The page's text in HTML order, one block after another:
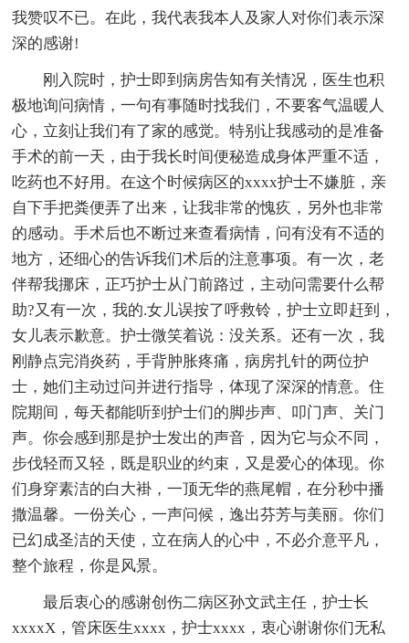
我赞叹不已。在此，我代表我本人及家人对你们表示深
深的感谢!
刚入院时，护士即到病房告知有关情况，医生也积
极地询问病情，一句有事随时找我们，不要客气温暖人
心，立刻让我们有了家的感觉。特别让我感动的是准备
手术的前一天，由于我长时间便秘造成身体严重不适，
吃药也不好用。在这个时候病区的xxxx护士不嫌脏，亲
自下手把粪便弄了出来，让我非常的愧疚，另外也非常
的感动。手术后也不断过来查看病情，问有没有不适的
地方，还细心的告诉我们术后的注意事项。有一次，老
伴帮我挪床，正巧护士从门前路过，主动问需要什么帮
助?又有一次，我的.女儿误按了呼救铃，护士立即赶到，
女儿表示歉意。护士微笑着说：没关系。还有一次，我
刚静点完消炎药，手背肿胀疼痛，病房扎针的两位护
士，她们主动过问并进行指导，体现了深深的情意。住
院期间，每天都能听到护士们的脚步声、叩门声、关门
声。你会感到那是护士发出的声音，因为它与众不同，
步伐轻而又轻，既是职业的约束，又是爱心的体现。你
们身穿素洁的白大褂，一顶无华的燕尾帽，在分秒中播
撒温馨。一份关心，一声问候，逸出芬芳与美丽。你们
已幻成圣洁的天使，立在病人的心中，不必介意平凡，
整个旅程，你是风景。
最后衷心的感谢创伤二病区孙文武主任，护士长
xxxxX，管床医生xxxx，护士xxxx，衷心谢谢你们无私